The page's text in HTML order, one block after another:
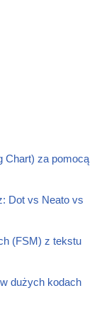
Chart) za pomocą
Dot vs Neato vs
(FSM) z tekstu
dużych kodach